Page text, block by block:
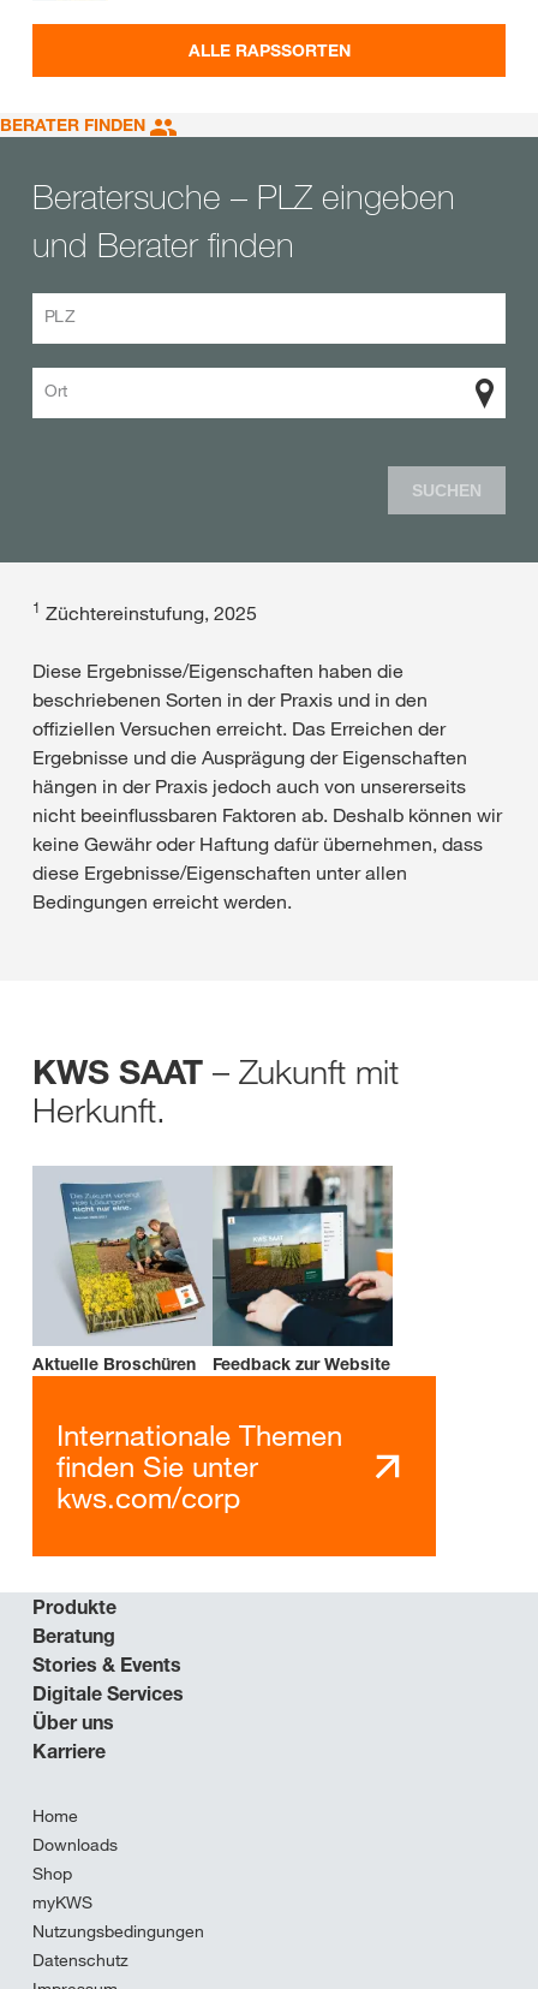
ALLE RAPSSORTEN
BERATER FINDEN
Beratersuche – PLZ eingeben
und Berater finden
PLZ
Ort
SUCHEN
1 Züchtereinstufung, 2025
Diese Ergebnisse/Eigenschaften haben die
beschriebenen Sorten in der Praxis und in den
offiziellen Versuchen erreicht. Das Erreichen der
Ergebnisse und die Ausprägung der Eigenschaften
hängen in der Praxis jedoch auch von unsererseits
nicht beeinflussbaren Faktoren ab. Deshalb können wir
keine Gewähr oder Haftung dafür übernehmen, dass
diese Ergebnisse/Eigenschaften unter allen
Bedingungen erreicht werden.
KWS SAAT – Zukunft mit
Herkunft.
Aktuelle Broschüren Feedback zur Website
Internationale Themen
finden Sie unter
kws.com/corp
Produkte
Beratung
Stories & Events
Digitale Services
Über uns
Karriere
Home
Downloads
Shop
myKWS
Nutzungsbedingungen
Datenschutz